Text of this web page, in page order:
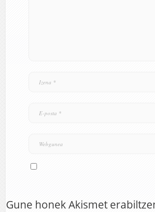
Gune honek Akismet